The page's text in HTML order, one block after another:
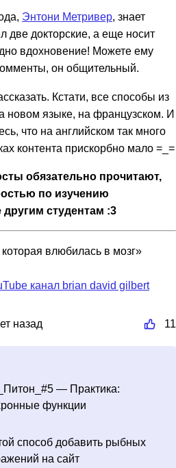
Энтони Метривер, знает
две докторские, а еще носит
вдохновение! Можете ему
он общительный.
Кстати, все способы из
новом языке, на французском. И
что на английском так много
контента прискорбно мало =_=
обязательно прочитают,
по изучению
другим студентам :3
влюбилась в мозг»
канал brian david gilbert
назад 11
— Практика:
функции
способ добавить рыбных
на сайт